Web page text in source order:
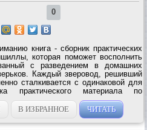
0
книга - сборник практических
которая поможет восполнить
с разведением в домашних
Каждый зверовод, решивший
сталкивается с одинаковой для
практического материала по
Цель издетелей этой книги
В ИЗБРАННОЕ ЧИТАТЬ